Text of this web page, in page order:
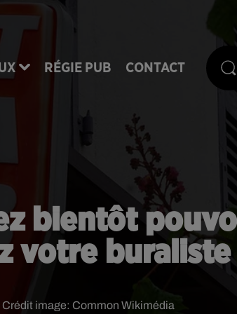
RÉGIE PUB CONTACT
bientôt
votre buraliste
Crédit image: Common Wikimédia